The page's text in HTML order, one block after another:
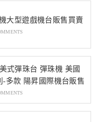
大型遊戲機台販售買賣
式彈珠台 彈珠機 美國
-多款 陽昇國際機台販售